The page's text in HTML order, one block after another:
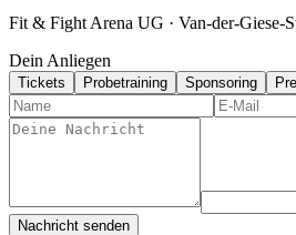
Fit & Fight Arena UG · Van-der-Giese-
Dein Anliegen
Tickets Probetraining Sponsoring
Nachricht senden